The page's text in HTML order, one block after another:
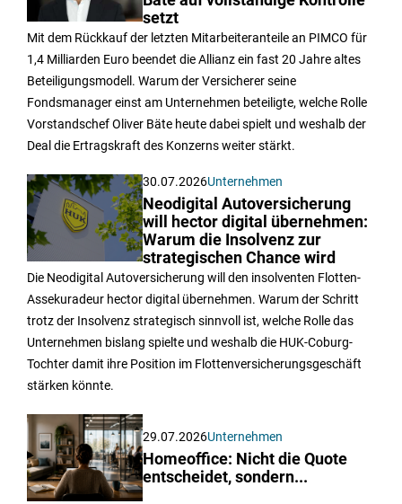
setzt
Mit dem Rückkauf der letzten Mitarbeiteranteile an PIMCO für
1,4 Milliarden Euro beendet die Allianz ein fast 20 Jahre altes
Beteiligungsmodell. Warum der Versicherer seine
Fondsmanager einst am Unternehmen beteiligte, welche Rolle
Vorstandschef Oliver Bäte heute dabei spielt und weshalb der
Deal die Ertragskraft des Konzerns weiter stärkt.
30.07.2026Unternehmen
Neodigital Autoversicherung
will hector digital übernehmen:
Warum die Insolvenz zur
strategischen Chance wird
Die Neodigital Autoversicherung will den insolventen Flotten-
Assekuradeur hector digital übernehmen. Warum der Schritt
trotz der Insolvenz strategisch sinnvoll ist, welche Rolle das
Unternehmen bislang spielte und weshalb die HUK-Coburg-
Tochter damit ihre Position im Flottenversicherungsgeschäft
stärken könnte.
29.07.2026Unternehmen
Homeoffice: Nicht die Quote
entscheidet, sondern...